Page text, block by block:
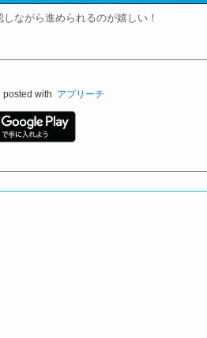
ながら進められるのが嬉しい！
posted with アプリーチ